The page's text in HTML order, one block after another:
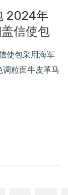
2024年
信使包
使包采用海军
粒面牛皮革马